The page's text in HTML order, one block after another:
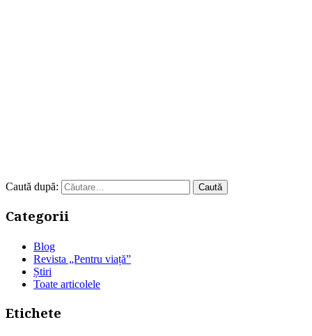
Caută după:
Categorii
Blog
Revista „Pentru viață”
Știri
Toate articolele
Etichete